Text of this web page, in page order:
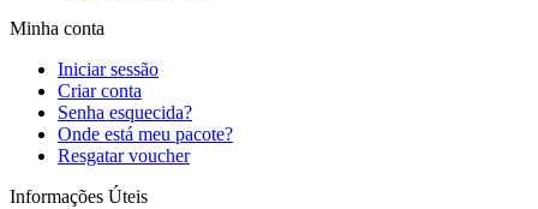
Minha conta
Iniciar sessão
Criar conta
Senha esquecida?
Onde está meu pacote?
Resgatar voucher
Informações Úteis